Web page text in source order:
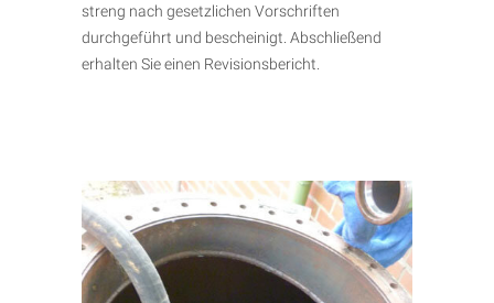
streng nach gesetzlichen Vorschriften
durchgeführt und bescheinigt. Abschließend
erhalten Sie einen Revisionsbericht.